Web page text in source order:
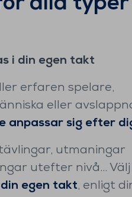
i din egen takt
erfaren spelare,
eller
anpassar sig efter
utmaningar
utefter nivå…
din egen takt, enligt